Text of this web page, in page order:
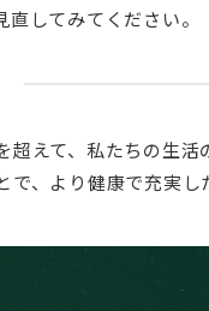
してみてください。
えて、私たちの生
、より健康で充実し